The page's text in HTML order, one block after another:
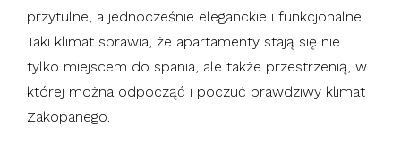
przytulne, a jednocześnie eleganckie i funkcjonalne.
Taki klimat sprawia, że apartamenty stają się nie
tylko miejscem do spania, ale także przestrzenią, w
której można odpocząć i poczuć prawdziwy klimat
Zakopanego.